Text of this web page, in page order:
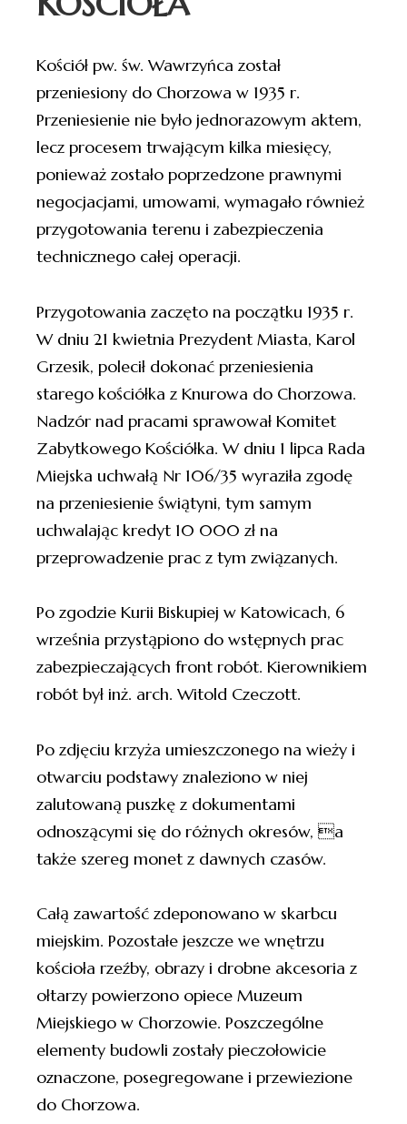
Kościół pw. św. Wawrzyńca został
przeniesiony do Chorzowa w 1935 r.
Przeniesienie nie było jednorazowym aktem,
lecz procesem trwającym kilka miesięcy,
ponieważ zostało poprzedzone prawnymi
negocjacjami, umowami, wymagało również
przygotowania terenu i zabezpieczenia
technicznego całej operacji.
Przygotowania zaczęto na początku 1935 r.
W dniu 21 kwietnia Prezydent Miasta, Karol
Grzesik, polecił dokonać przeniesienia
starego kościółka z Knurowa do Chorzowa.
Nadzór nad pracami sprawował Komitet
Zabytkowego Kościółka. W dniu 1 lipca Rada
Miejska uchwałą Nr 106/35 wyraziła zgodę
na przeniesienie świątyni, tym samym
uchwalając kredyt 10 000 zł na
przeprowadzenie prac z tym związanych.
Po zgodzie Kurii Biskupiej w Katowicach, 6
września przystąpiono do wstępnych prac
zabezpieczających front robót. Kierownikiem
robót był inż. arch. Witold Czeczott.
Po zdjęciu krzyża umieszczonego na wieży i
otwarciu podstawy znaleziono w niej
zalutowaną puszkę z dokumentami
odnoszącymi się do różnych okresów, a
także szereg monet z dawnych czasów.
Całą zawartość zdeponowano w skarbcu
miejskim. Pozostałe jeszcze we wnętrzu
kościoła rzeźby, obrazy i drobne akcesoria z
ołtarzy powierzono opiece Muzeum
Miejskiego w Chorzowie. Poszczególne
elementy budowli zostały pieczołowicie
oznaczone, posegregowane i przewiezione
do Chorzowa.